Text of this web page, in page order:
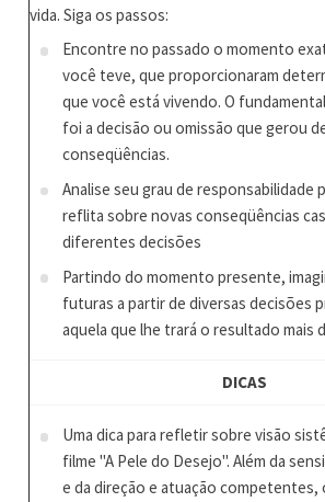
vida. Siga os passos:
Encontre no passado o momento
você teve, que proporcionaram
que você está vivendo. O
foi a decisão ou omissão que gerou
conseqüências.
Analise seu grau de responsabilidade
reflita sobre novas conseqüências
diferentes decisões
Partindo do momento presente,
futuras a partir de diversas decisões
aquela que lhe trará o resultado mais
DICAS
Uma dica para refletir sobre visão
filme "A Pele do Desejo". Além da
e da direção e atuação competentes,